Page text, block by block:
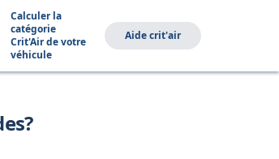
Calculer la
catégorie
Crit'Air de votre
véhicule
Aide crit'air